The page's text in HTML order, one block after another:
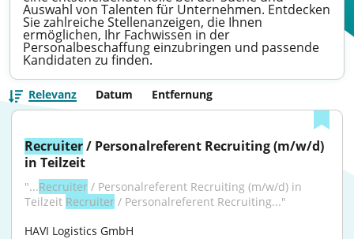
Auswahl von Talenten für Unternehmen. Entdecken
Sie zahlreiche Stellenanzeigen, die Ihnen
ermöglichen, Ihr Fachwissen in der
Personalbeschaffung einzubringen und passende
Kandidaten zu finden.
Relevanz Datum Entfernung
Recruiter / Personalreferent Recruiting (m/w/d)
in Teilzeit
"...Recruiter / Personalreferent Recruiting (m/w/d) in
Teilzeit Recruiter / Personalreferent Recruiting..."
HAVI Logistics GmbH